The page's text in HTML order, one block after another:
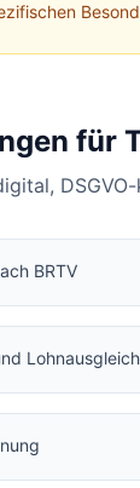
für
BRTV